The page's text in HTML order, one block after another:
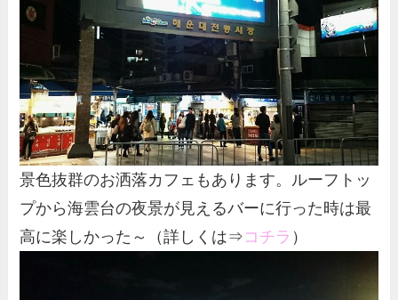
景色抜群のお洒落カフェもあります。ルーフトッ
プから海雲台の夜景が見えるバーに行った時は最
高に楽しかった～（詳しくは⇒ コチラ ）